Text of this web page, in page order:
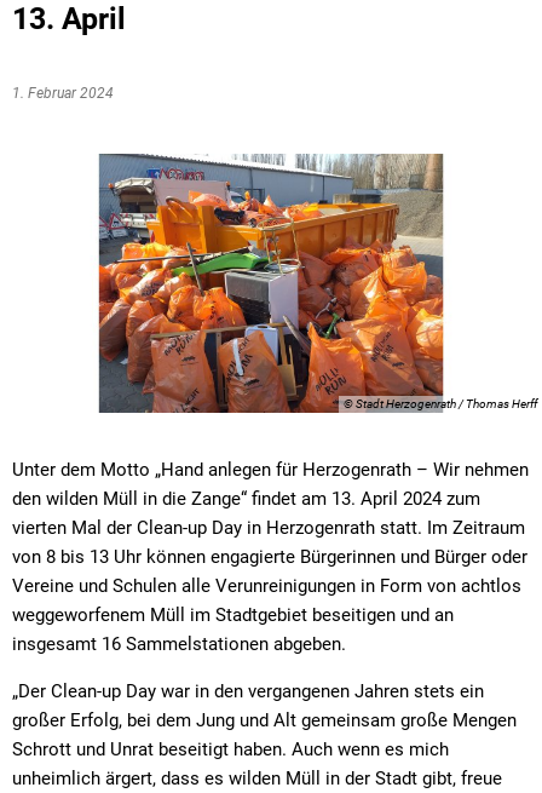
13. April
1. Februar 2024
© Stadt Herzogenrath / Thomas Herff
Unter dem Motto „Hand anlegen für Herzogenrath – Wir nehmen
den wilden Müll in die Zange“ findet am 13. April 2024 zum
vierten Mal der Clean-up Day in Herzogenrath statt. Im Zeitraum
von 8 bis 13 Uhr können engagierte Bürgerinnen und Bürger oder
Vereine und Schulen alle Verunreinigungen in Form von achtlos
weggeworfenem Müll im Stadtgebiet beseitigen und an
insgesamt 16 Sammelstationen abgeben.
„Der Clean-up Day war in den vergangenen Jahren stets ein
großer Erfolg, bei dem Jung und Alt gemeinsam große Mengen
Schrott und Unrat beseitigt haben. Auch wenn es mich
unheimlich ärgert, dass es wilden Müll in der Stadt gibt, freue